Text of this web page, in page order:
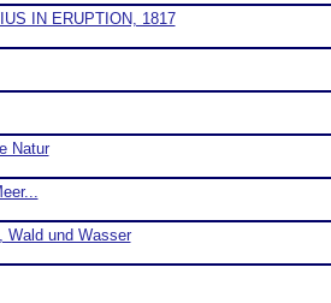
IN ERUPTION, 1817
Natur
Wald und Wasser